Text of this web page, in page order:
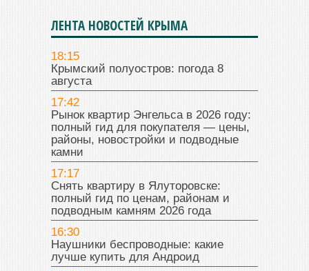
ЛЕНТА НОВОСТЕЙ КРЫМА
18:15
Крымский полуостров: погода 8
августа
17:42
Рынок квартир Энгельса в 2026 году:
полный гид для покупателя — цены,
районы, новостройки и подводные
камни
17:17
Снять квартиру в Ялуторовске:
полный гид по ценам, районам и
подводным камням 2026 года
16:30
Наушники беспроводные: какие
лучше купить для Андроид